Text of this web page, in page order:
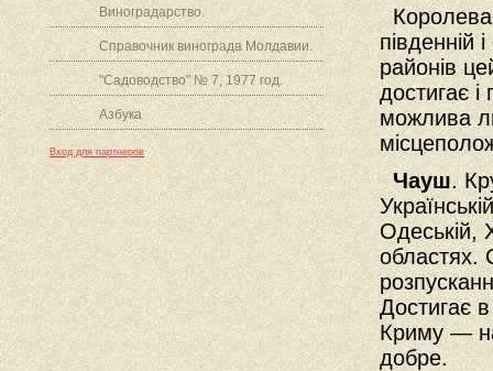
Виноградарство.
Справочник винограда Молдавии.
"Садоводство" № 7, 1977 год.
Азбука
Вход для партнеров
Королева
південній
районів
достигає
можлива
Чауш.
Одеській,
областях.
Достигає
Криму —
добре.